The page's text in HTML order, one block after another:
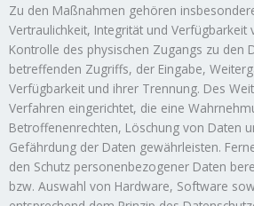
Zu den Maßnahmen gehören
Vertraulichkeit, Integrität und Verfügbarkeit
Kontrolle des physischen Zugangs zu den
betreffenden Zugriffs, der Eingabe,
Verfügbarkeit und ihrer Trennung. Des
Verfahren eingerichtet, die eine
Betroffenenrechten, Löschung von Daten
Gefährdung der Daten gewährleisten.
den Schutz personenbezogener Daten
bzw. Auswahl von Hardware, Software